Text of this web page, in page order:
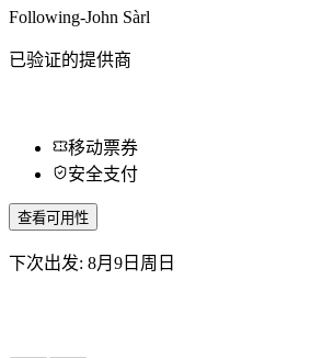
Following-John Sàrl
已验证的提供商
移动票券
安全支付
查看可用性
下次出发: 8月9日周日